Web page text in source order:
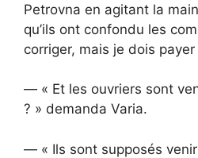
Petrovna en agitant la
qu’ils ont confondu les
corriger, mais je dois payer
— « Et les ouvriers sont
? » demanda Varia.
— « Ils sont supposés